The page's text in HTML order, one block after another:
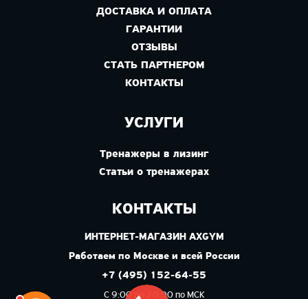
ДОСТАВКА И ОПЛАТА
ГАРАНТИИ
ОТЗЫВЫ
СТАТЬ ПАРТНЕРОМ
КОНТАКТЫ
УСЛУГИ
Тренажеры в лизинг
Статьи о тренажерах
КОНТАКТЫ
ИНТЕРНЕТ-МАГАЗИН AXGYM
Работаем по Москве и всей России
+7 (495) 152-64-55
С 9:00 до 20:00 по МСК